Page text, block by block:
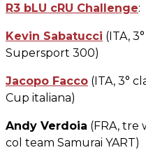
R3 bLU cRU Challenge:
Kevin Sabatucci (ITA,
Supersport 300)
Jacopo Facco (ITA, 3°
Cup italiana)
Andy Verdoia (FRA, tre
col team Samurai YART)